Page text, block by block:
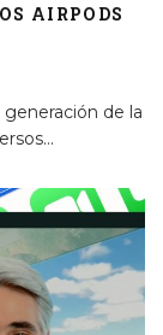
AIRPODS
de la
...